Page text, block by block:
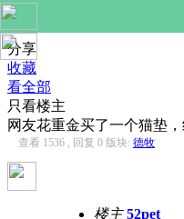
分享
收藏
看全部
只看楼主
网友花重金买了一个猫垫
查看 1536 , 回复 0 版块: 德牧
楼主 52pet